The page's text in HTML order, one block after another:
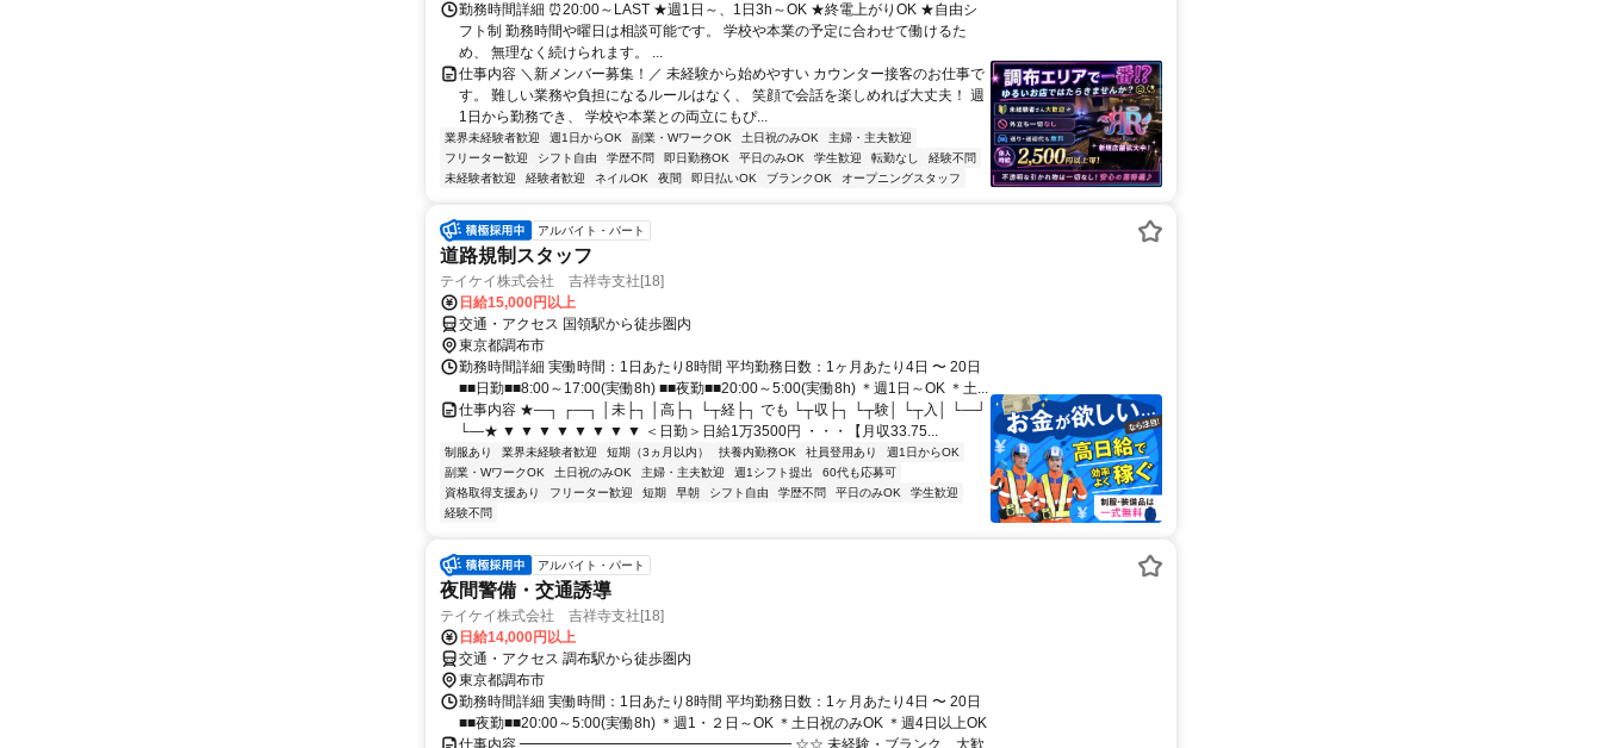
勤務時間詳細 ⏰20:00～LAST ★週1日～、1日3h～OK ★終電上がりOK ★自由シ
フト制 勤務時間や曜日は相談可能です。 学校や本業の予定に合わせて働けるた
め、 無理なく続けられます。 ...
仕事内容 ＼新メンバー募集！／ 未経験から始めやすい カウンター接客のお仕事で
す。 難しい業務や負担になるルールはなく、 笑顔で会話を楽しめれば大丈夫！ 週
1日から勤務でき、 学校や本業との両立にもぴ...
業界未経験者歓迎 週1日からOK 副業・WワークOK 土日祝のみOK
主婦・主夫歓迎
フリーター歓迎
シフト自由 学歴不問 即日勤務OK 平日のみOK 学生歓迎 転勤なし
経験不問
未経験者歓迎
経験者歓迎 ネイルOK 夜間 即日払いOK ブランクOK オープニングスタッフ
アルバイト・パート
道路規制スタッフ
テイケイ株式会社 吉祥寺支社[18]
日給15,000円以上
交通・アクセス 国領駅から徒歩圏内
東京都調布市
勤務時間詳細 実働時間：1日あたり8時間 平均勤務日数：1ヶ月あたり4日 〜 20日
■■日勤■■8:00～17:00(実働8h) ■■夜勤■■20:00～5:00(実働8h) ＊週1日～OK ＊土...
仕事内容 ★―┐ ┌―┐ │未├┐ │高├┐ └┬経├┐ でも └┬収├┐ └┬験│ └┬入│ └―┘
└―★ ▼ ▼ ▼ ▼ ▼ ▼ ▼ ▼ ＜日勤＞日給1万3500円 ・・・【月収33.75...
制服あり 業界未経験者歓迎 短期（3ヵ月以内） 扶養内勤務OK 社員登用あり
週1日からOK
副業・WワークOK
土日祝のみOK 主婦・主夫歓迎 週1シフト提出
60代も応募可
資格取得支援あり
フリーター歓迎 短期 早朝 シフト自由 学歴不問 平日のみOK
学生歓迎
経験不問
アルバイト・パート
夜間警備・交通誘導
テイケイ株式会社 吉祥寺支社[18]
日給14,000円以上
交通・アクセス 調布駅から徒歩圏内
東京都調布市
勤務時間詳細 実働時間：1日あたり8時間 平均勤務日数：1ヶ月あたり4日 〜 20日
■■夜勤■■20:00～5:00(実働8h) ＊週1・２日～OK ＊土日祝のみOK ＊週4日以上OK
仕事内容 ━━━━━━━━━━━━━━━━━━━ ☆☆ 未経験・ブランク、大歓